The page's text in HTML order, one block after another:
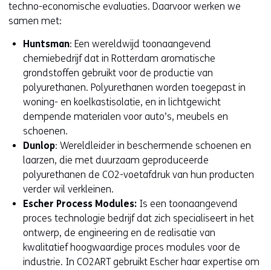
techno-economische evaluaties. Daarvoor werken we
samen met:
Huntsman: Een wereldwijd toonaangevend
chemiebedrijf dat in Rotterdam aromatische
grondstoffen gebruikt voor de productie van
polyurethanen. Polyurethanen worden toegepast in
woning- en koelkastisolatie, en in lichtgewicht
dempende materialen voor auto’s, meubels en
schoenen.
Dunlop: Wereldleider in beschermende schoenen en
laarzen, die met duurzaam geproduceerde
polyurethanen de CO2-voetafdruk van hun producten
verder wil verkleinen.
Escher Process Modules: Is een toonaangevend
proces technologie bedrijf dat zich specialiseert in het
ontwerp, de engineering en de realisatie van
kwalitatief hoogwaardige proces modules voor de
industrie. In CO2ART gebruikt Escher haar expertise om